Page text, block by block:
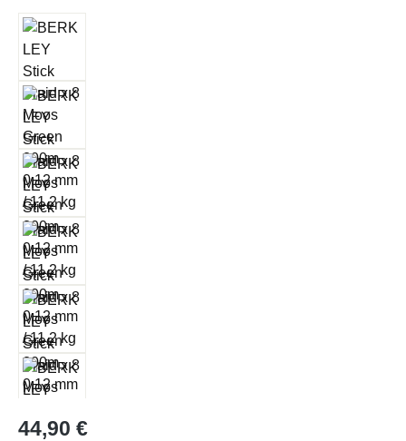
Regulärer Preis:
44,90 €